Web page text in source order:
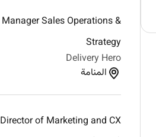
Manager Sales Operations &
Strategy
Delivery Hero
المنامة
Director of Marketing and CX